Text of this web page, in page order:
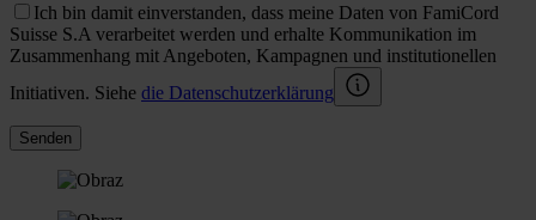
Ich bin damit einverstanden, dass meine Daten von FamiCord
Suisse S.A verarbeitet werden und erhalte Kommunikation im
Zusammenhang mit Angeboten, Kampagnen und institutionellen
Initiativen. Siehe die Datenschutzerklärung
Senden